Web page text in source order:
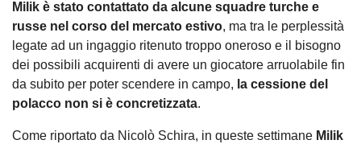
Milik è stato contattato da alcune squadre turche e
russe nel corso del mercato estivo, ma tra le perplessità
legate ad un ingaggio ritenuto troppo oneroso e il bisogno
dei possibili acquirenti di avere un giocatore arruolabile fin
da subito per poter scendere in campo, la cessione del
polacco non si è concretizzata.
Come riportato da Nicolò Schira, in queste settimane Milik